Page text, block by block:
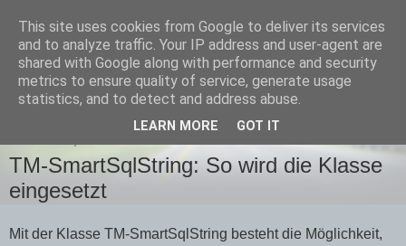
Team-Moeller Blog
Gedanken rund um Microsoft Access
TM-SmartSqlString: So wird die Klasse
eingesetzt
Mit der Klasse TM-SmartSqlString besteht die Möglichkeit,
This site uses cookies from Google to deliver its services
and to analyze traffic. Your IP address and user-agent are
shared with Google along with performance and security
metrics to ensure quality of service, generate usage
statistics, and to detect and address abuse.
LEARN MORE GOT IT